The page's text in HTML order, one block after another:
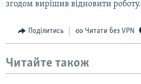
згодом вирішив відновити роботу.
Поділитись Читати без VPN
Читайте також